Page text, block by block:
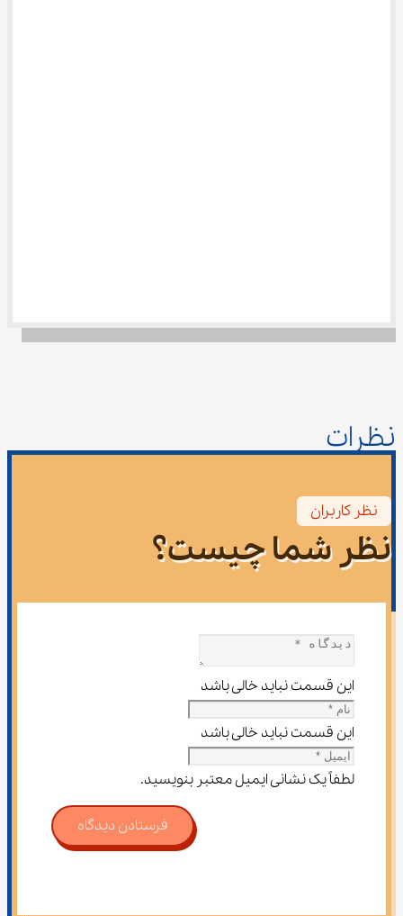
نظرات
نظر کاربران
نظر شما چیست؟
این قسمت نباید خالی باشد
این قسمت نباید خالی باشد
لطفاً یک نشانی ایمیل معتبر بنویسید.
فرستادن دیدگاه